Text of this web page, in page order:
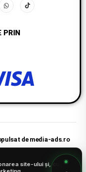
PRIN
de media-ads.ro
site-ului și, cu